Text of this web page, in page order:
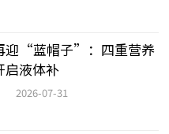
迎“蓝帽子”：四重营养
启液体补
2026-07-31